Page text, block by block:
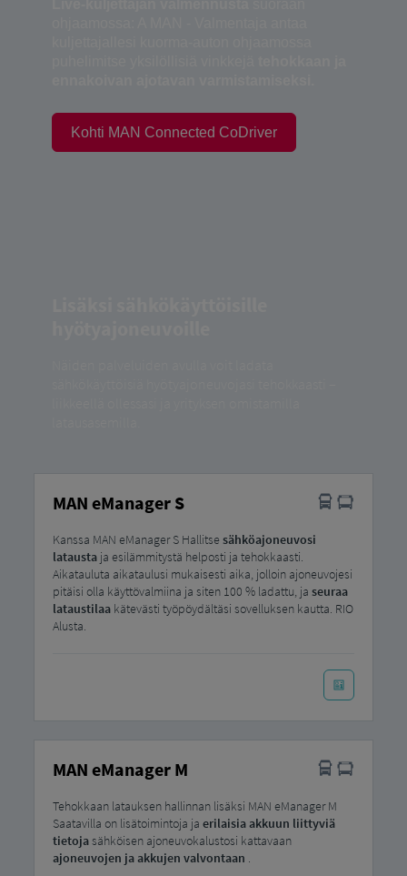
Kohti MAN Connected CoDriver
MAN eManager S
Kanssa MAN eManager S Hallitse sähköajoneuvosi
lataustaja esilämmitystä helposti ja tehokkaasti.
Aikatauluta aikataulusi mukaisesti aika, jolloin ajoneuvojesi
pitäisi olla käyttövalmiina ja siten 100 % ladattu, ja seuraa
lataustilaakätevästi työpöydältäsi sovelluksen kautta. RIO
Alusta.
MAN eManager M
Tehokkaan latauksen hallinnan lisäksi MAN eManager M
Saatavilla on lisätoimintoja ja erilaisia ​​akkuun liittyviä
tietojasähköisen ajoneuvokalustosi kattavaan
ajoneuvojen ja akkujen valvontaan .